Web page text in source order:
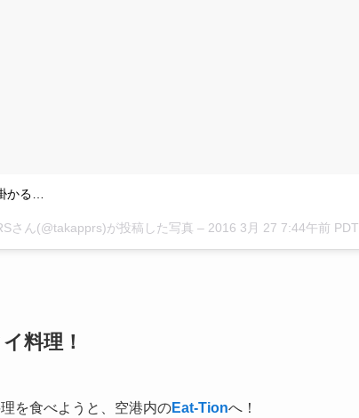
かる…
さん(@takapprs)が投稿した写真 – 2016 3月 27 7:44午前 PDT
料理！
を食べようと、空港内のEat-Tionへ！